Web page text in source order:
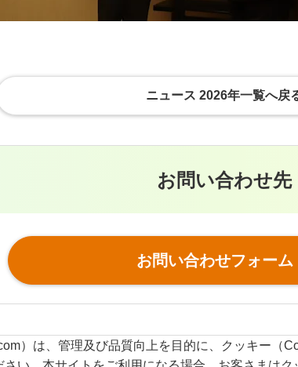
）は、管理及び品質向上を目的に、クッキー（
ニュース 2026年一覧へ戻
お問い合わせ先
お問い合わせフォーム